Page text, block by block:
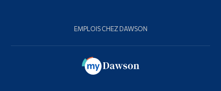
EMPLOIS CHEZ DAWSON